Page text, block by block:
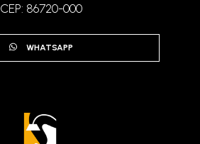
CEP: 86720-000
WHATSAPP